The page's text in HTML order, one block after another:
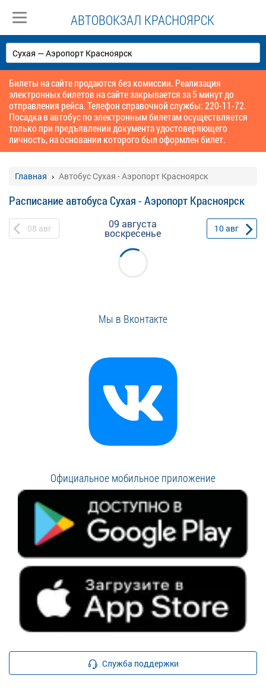
АВТОВОКЗАЛ КРАСНОЯРСК
Билеты на сайте продаются без комиссии. Реализация
электронных билетов на сайте закрывается за 5 минут до
отправления рейса. Телефон справочной службы: 220-11-72.
Посадка в автобус по электронным билетам осуществляется
только при предъявлении документа удостоверяющего
личность, на основании которого был оформлен билет.
Главная Автобус Сухая - Аэропорт Красноярск
Расписание автобуса Сухая - Аэропорт Красноярск
08 авг 09 августа
воскресенье 10авг
Мы в Вконтакте
Официальное мобильное приложение
Служба поддержки